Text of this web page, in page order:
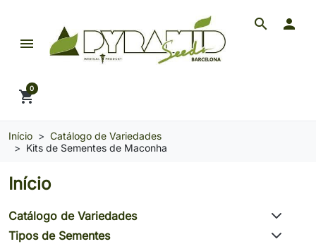
Pyramid Seeds Brasil: O Seu Banco de Seeds de
search
menu

shopping_cart
0
Início
Catálogo de Variedades
Kits de Sementes de Maconha
Início
Catálogo de Variedades
Tipos de Sementes